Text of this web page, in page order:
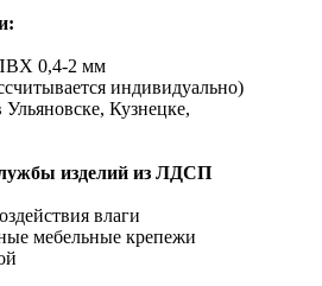
0,4-2 мм
индивидуально)
Кузнецке,
изделий из ЛДСП
влаги
мебельные крепежи